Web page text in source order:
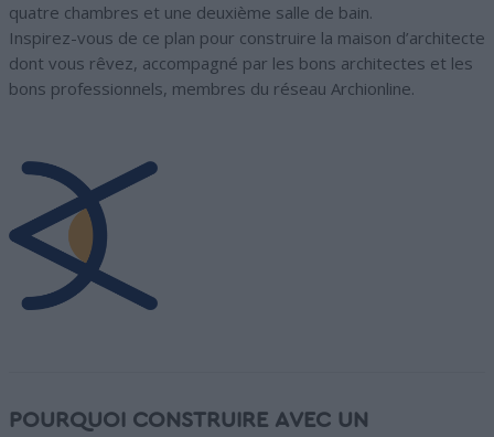
quatre chambres et une deuxième salle de bain.
Inspirez-vous de ce plan pour construire la maison d’architecte
dont vous rêvez, accompagné par les bons architectes et les
bons professionnels, membres du réseau Archionline.
POURQUOI CONSTRUIRE AVEC UN